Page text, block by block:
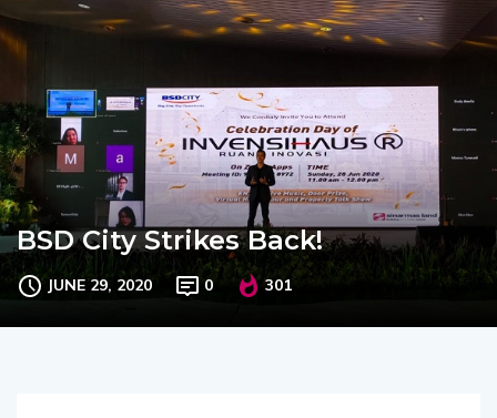
BSD City Strikes Back!
JUNE 29, 2020 0 301